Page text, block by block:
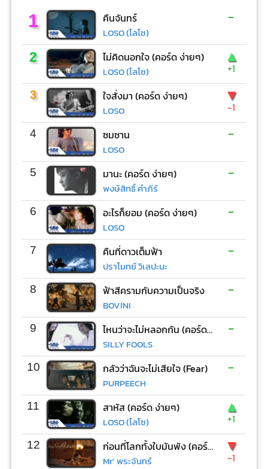
1 คืนจันทร์
LOSO (โลโซ)
-
2 ไม่คิดนอกใจ (คอร์ด ง่ายๆ)
LOSO (โลโซ)
▲
+1
3 ใจสั่งมา (คอร์ด ง่ายๆ)
LOSO
▼
-1
4 ซมซาน
LOSO
-
5 มานะ (คอร์ด ง่ายๆ)
พงษ์สิทธิ์ คำภีร์
-
6 อะไรก็ยอม (คอร์ด ง่ายๆ)
LOSO
-
7 คืนที่ดาวเต็มฟ้า
ปราโมทย์ วิเลปะนะ
-
8 ฟ้าสีครามกับความเป็นจริง
BOVINI
-
9 ไหนว่าจะไม่หลอกกัน (คอร์ด ง่ายๆ)
SILLY FOOLS
-
10 กลัวว่าฉันจะไม่เสียใจ (Fear)
PURPEECH
-
11 สาหัส (คอร์ด ง่ายๆ)
LOSO (โลโซ)
▲
+1
12 ก่อนที่โลกทั้งใบมันพัง (คอร์ด ง่ายๆ)
Mr’ พระจันทร์
▼
-1